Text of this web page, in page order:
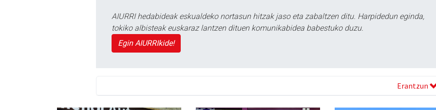
AIURRI hedabideak eskualdeko nortasun hitzak jaso eta zabaltzen ditu. Harpidedun eginda,
tokiko albisteak euskaraz lantzen dituen komunikabidea babestuko duzu.
Egin AIURRIkide!
Erantzun